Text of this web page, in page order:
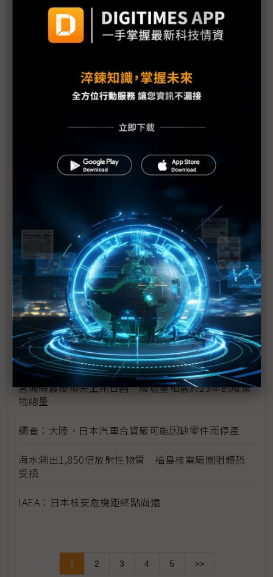
需求疲弱加上日震 福特3廠臨時停工1週
原能會：輻射雲團6日飄到台灣 影響輕微
美軍核污處理部隊分批赴日 助防範核災擴大
美汽車業：日震對銷售應無顯著影響
1號機核心恐損毀70% IAEA：日本核電廠情況仍非
日本震災加劇亞洲通膨
日震限電影響 光學玻璃廠小原、Hoya相繼宣布減產
富士通指震災讓該公司損失數十億日圓
學者：日本核電站問題 後果將是長期且災難性的
宮城縣震後損失上兆日圓 廢墟量相當於23年的廢棄
物總量
調查：大陸、日本汽車合資廠可能因缺零件而停產
海水測出1,850倍放射性物質 福島核電廠圍阻體恐
受損
IAEA：日本核安危機距終點尚遠
1 2 3 4 5 >>